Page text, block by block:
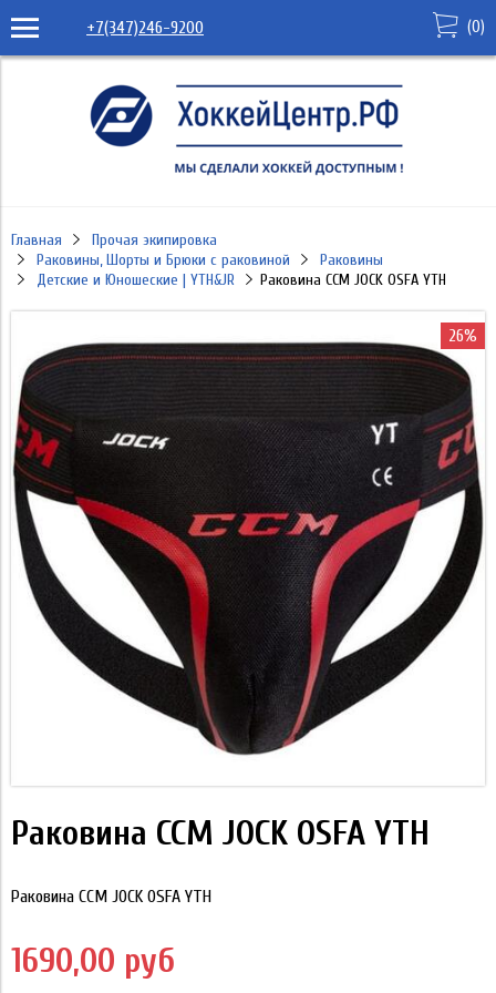
+7(347)246-9200 (0)
Главная
Прочая экипировка
Раковины, Шорты и Брюки с раковиной
Раковины
Детские и Юношеские | YTH&JR
Раковина CCM JOCK OSFA YTH
26%
Раковина CCM JOCK OSFA YTH
Раковина CCM JOCK OSFA YTH
1690,00 руб